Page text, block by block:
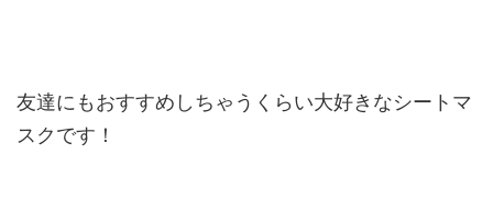
友達にもおすすめしちゃうくらい大好きなシートマ
スクです！